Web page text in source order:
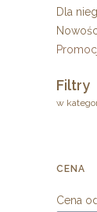
Dla
Filtry
w
CENA
Cena od